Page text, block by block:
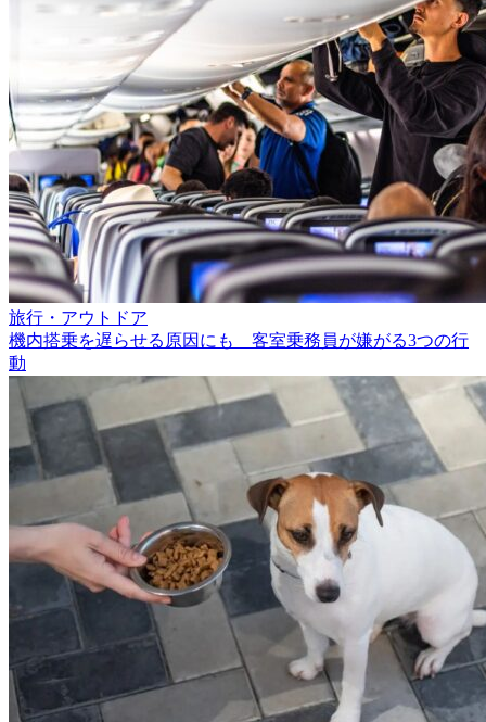
旅行・アウトドア
機内搭乗を遅らせる原因にも 客室乗務員が嫌がる3つの行
動